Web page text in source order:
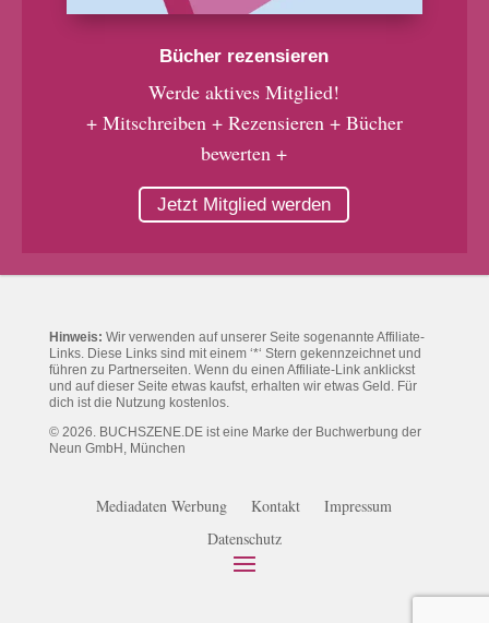
Bücher rezensieren
Werde aktives Mitglied!
+ Mitschreiben + Rezensieren + Bücher
bewerten +
Jetzt Mitglied werden
Hinweis: Wir verwenden auf unserer Seite sogenannte Affiliate-
Links. Diese Links sind mit einem ‘*‘ Stern gekennzeichnet und
führen zu Partnerseiten. Wenn du einen Affiliate-Link anklickst
und auf dieser Seite etwas kaufst, erhalten wir etwas Geld. Für
dich ist die Nutzung kostenlos.
© 2026. BUCHSZENE.DE ist eine Marke der Buchwerbung der
Neun GmbH, München
Mediadaten Werbung Kontakt
Impressum
Datenschutz